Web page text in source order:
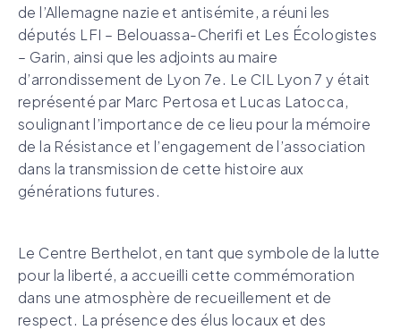
de l’Allemagne nazie et antisémite, a réuni les
députés LFI – Belouassa-Cherifi et Les Écologistes
– Garin, ainsi que les adjoints au maire
d’arrondissement de Lyon 7e. Le CIL Lyon 7 y était
représenté par Marc Pertosa et Lucas Latocca,
soulignant l’importance de ce lieu pour la mémoire
de la Résistance et l’engagement de l’association
dans la transmission de cette histoire aux
générations futures.
Le Centre Berthelot, en tant que symbole de la lutte
pour la liberté, a accueilli cette commémoration
dans une atmosphère de recueillement et de
respect. La présence des élus locaux et des